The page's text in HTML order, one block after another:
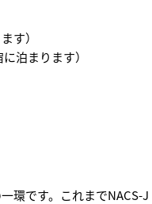
す）
まります）
環です。これまでNACS-J